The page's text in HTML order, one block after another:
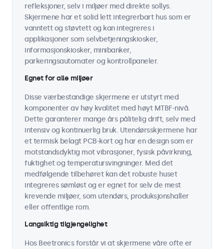
refleksjoner, selv i miljøer med direkte sollys.
Skjermene har et solid lett integrerbart hus som er
vanntett og støvtett og kan integreres i
applikasjoner som selvbetjeningskiosker,
informasjonskiosker, minibanker,
parkeringsautomater og kontrollpaneler.
Egnet for alle miljøer
Disse værbestandige skjermene er utstyrt med
komponenter av høy kvalitet med høyt MTBF-nivå.
Dette garanterer mange års pålitelig drift, selv med
intensiv og kontinuerlig bruk. Utendørsskjermene har
et termisk belagt PCB-kort og har en design som er
motstandsdyktig mot vibrasjoner, fysisk påvirkning,
fuktighet og temperatursvingninger. Med det
medfølgende tilbehøret kan det robuste huset
integreres sømløst og er egnet for selv de mest
krevende miljøer, som utendørs, produksjonshaller
eller offentlige rom.
Langsiktig tilgjengelighet
Hos Beetronics forstår vi at skjermene våre ofte er